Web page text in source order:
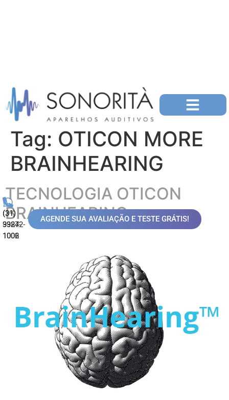
(31)
99872-
1006
(31)
3324-
1002
AGENDE SUA AVALIAÇÃO E TESTE GRÁTIS!
Tag: OTICON MORE
BRAINHEARING
TECNOLOGIA OTICON
BRAINHEARING